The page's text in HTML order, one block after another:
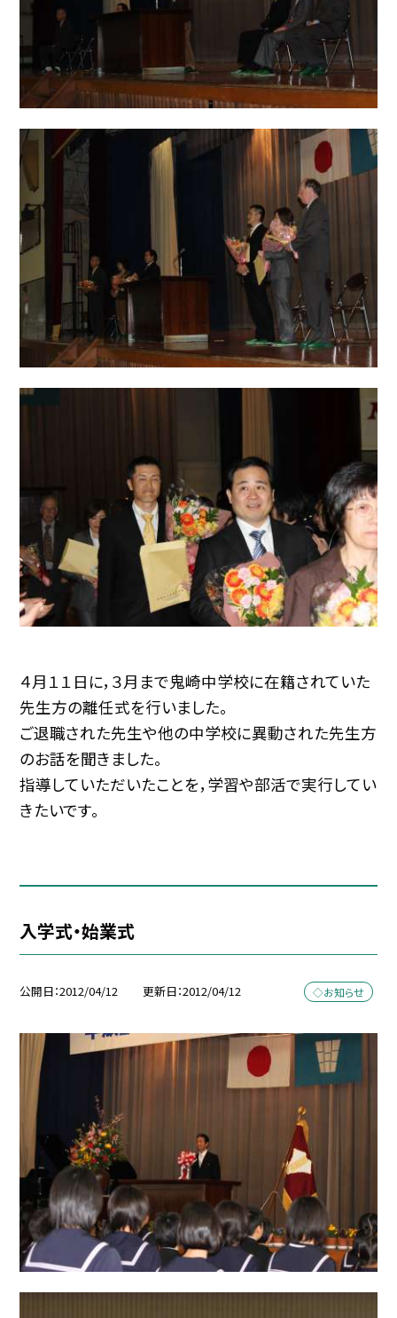
４月１１日に，３月まで鬼崎中学校に在籍されていた
先生方の離任式を行いました。
ご退職された先生や他の中学校に異動された先生方
のお話を聞きました。
指導していただいたことを，学習や部活で実行してい
きたいです。
入学式・始業式
公開日 2012/04/12 更新日 2012/04/12 ◇お知らせ